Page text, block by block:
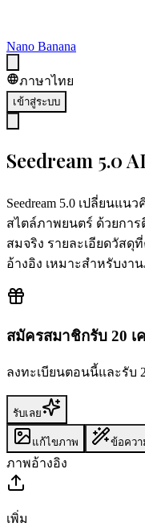
Nano Banana
ภาษาไทย
เข้าสู่ระบบ
Seedream 5.0
Seedream 5.0 เปลี่ยน
สไตล์ภาพยนตร์ ด้วยกา
สมจริง รายละเอียดวัส
อ้างอิง เหมาะสำหรับง
สมัครสมาชิกรับ 20 เ
ลงทะเบียนตอนนี้และรับ
รับเลย
แก้ไขภาพ ข้อควา
ภาพอ้างอิง
เพิ่ม